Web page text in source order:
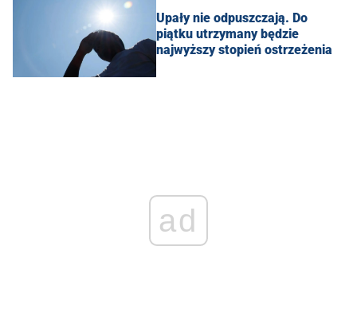
Upały nie odpuszczają. Do
piątku utrzymany będzie
najwyższy stopień ostrzeżenia
ad